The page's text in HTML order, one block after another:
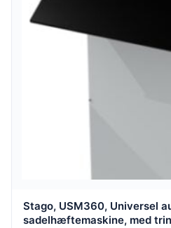
Stago, USM360, Universel
sadelhæftemaskine, med